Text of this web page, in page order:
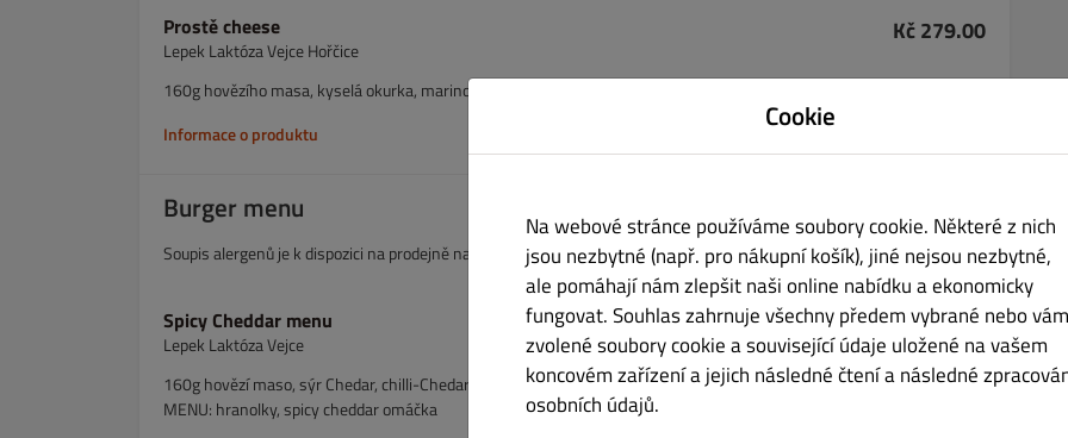
Prostě cheese
Lepek Laktóza Vejce Hořčice
Kč 279.00
160g hovězího masa, kyselá okurka, marinovaná červená cibule, sýr chedar, omáčka z americké hořčice
Informace o produktu
Burger menu
Soupis alergenů je k dispozici na prodejně na vyžádání
Spicy Cheddar menu
Lepek Laktóza Vejce
Kč 339.00
160g hovězí maso, sýr Chedar, chilli-Chedar omáčka, jalapeňo, karamelizovaná cibule, slanina, ledový salát
MENU: hranolky, spicy cheddar omáčka
Cookie
Na webové stránce používáme soubory cookie. Některé z nich
jsou nezbytné (např. pro nákupní košík), jiné nejsou nezbytné,
ale pomáhají nám zlepšit naši online nabídku a ekonomicky
fungovat. Souhlas zahrnuje všechny předem vybrané nebo
zvolené soubory cookie a související údaje uložené na vašem
koncovém zařízení a jejich následné čtení a následné
osobních údajů.